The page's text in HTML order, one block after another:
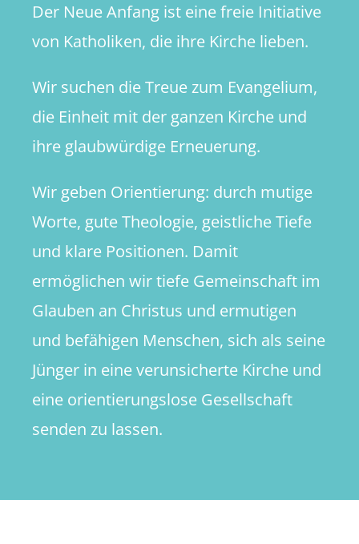
Der Neue Anfang ist eine freie Initiative
von Katholiken, die ihre Kirche lieben.
Wir suchen die Treue zum Evangelium,
die Einheit mit der ganzen Kirche und
ihre glaubwürdige Erneuerung.
Wir geben Orientierung: durch mutige
Worte, gute Theologie, geistliche Tiefe
und klare Positionen. Damit
ermöglichen wir tiefe Gemeinschaft im
Glauben an Christus und ermutigen
und befähigen Menschen, sich als seine
Jünger in eine verunsicherte Kirche und
eine orientierungslose Gesellschaft
senden zu lassen.